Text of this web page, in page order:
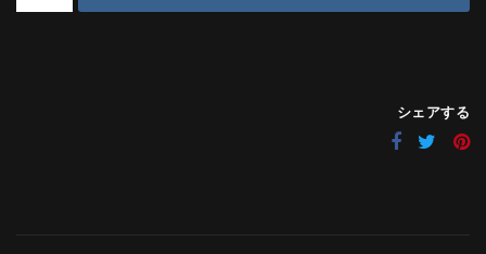
シェアする